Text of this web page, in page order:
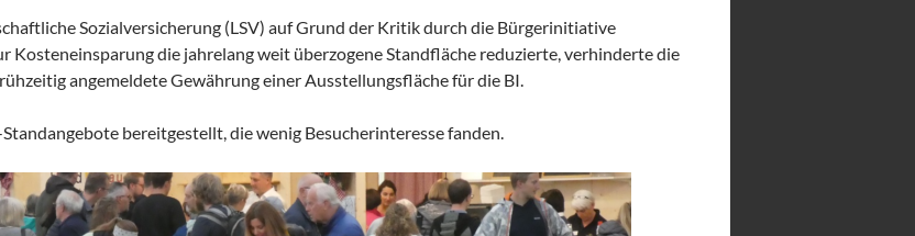
Sozialversicherung (LSV) auf Grund der Kritik durch die Bürgerinitiative
Kosteneinsparung die jahrelang weit überzogene Standfläche reduzierte, verhinderte die
angemeldete Gewährung einer Ausstellungsfläche für die BI.
bereitgestellt, die wenig Besucherinteresse fanden.